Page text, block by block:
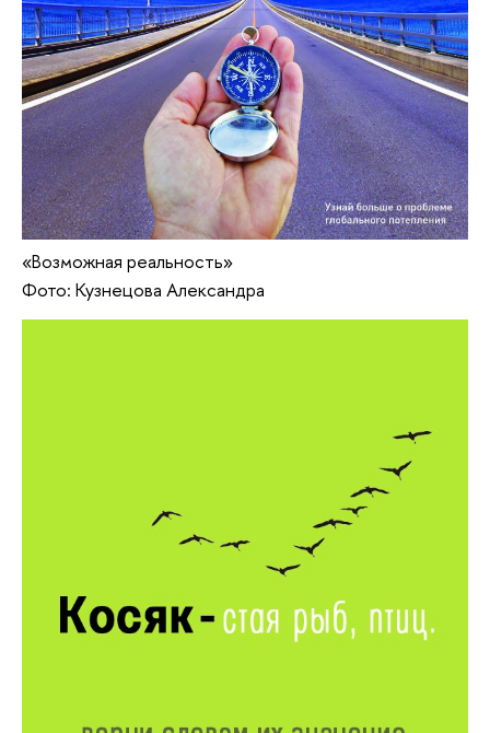
«Возможная реальность»
Фото: Кузнецова Александра